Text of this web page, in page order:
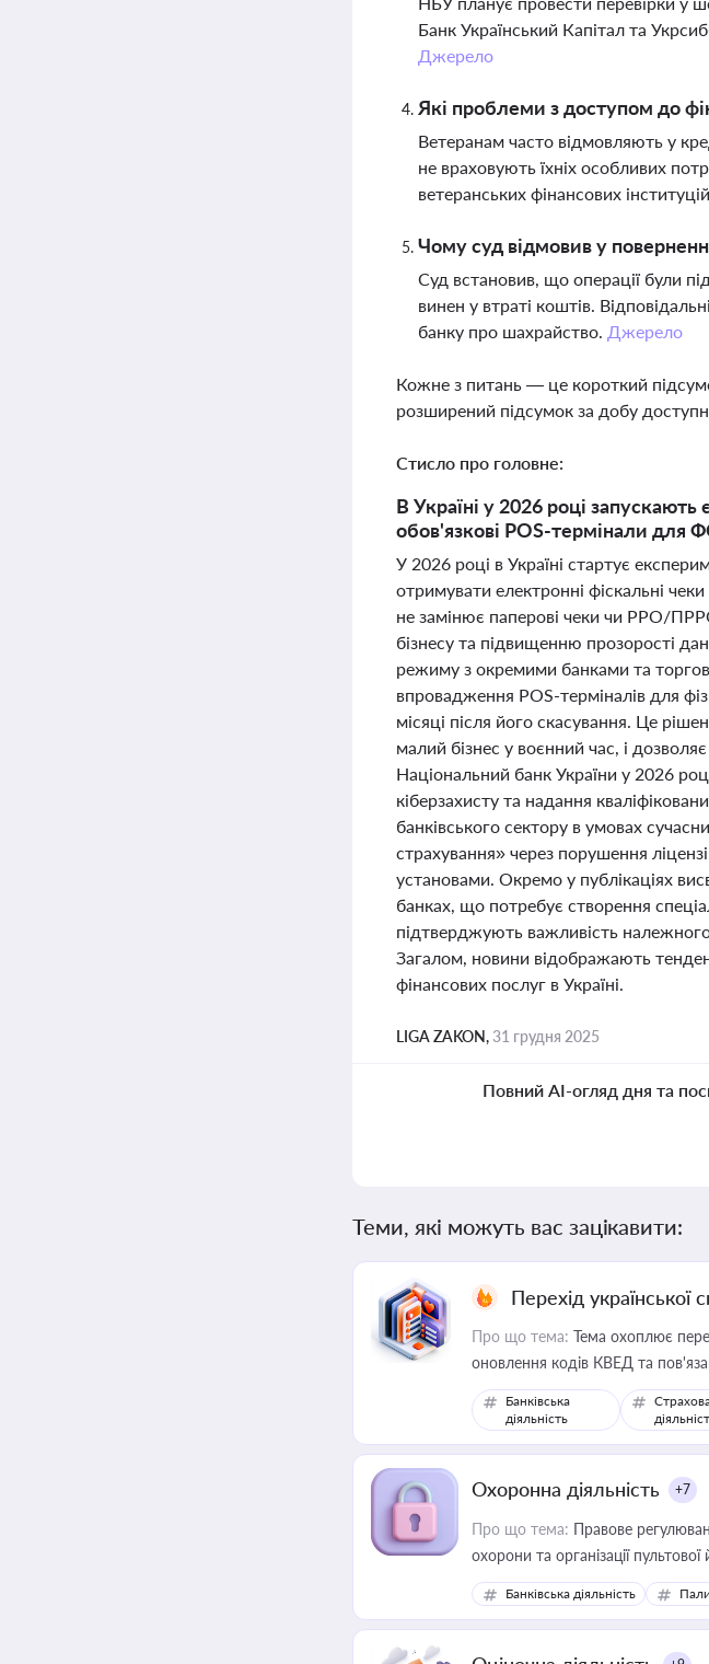
Банк Український Капітал та
Джерело
Які проблеми з доступом до
Ветеранам часто відмовляють у
не враховують їхніх особливих
ветеранських фінансових
Чому суд відмовив у
Суд встановив, що операції були
винен у втраті коштів.
банку про шахрайство. Джерело
Кожне з питань — це короткий
розширений підсумок за добу
Стисло про головне:
В Україні у 2026 році
обов'язкові POS-термінали для
У 2026 році в Україні стартує
отримувати електронні фіскальні
не замінює паперові чеки чи РРО/
бізнесу та підвищенню прозорості
режиму з окремими банками та
впровадження POS-терміналів для
місяці після його скасування. Це
малий бізнес у воєнний час, і
Національний банк України у 2026
кіберзахисту та надання
банківського сектору в умовах
страхування» через порушення
установами. Окремо у публікаціях
банках, що потребує створення
підтверджують важливість належного
Загалом, новини відображають
фінансових послуг в Україні.
LIGA ZAKON,31 грудня 2025
Повний AI-огляд дня та
Теми, які можуть вас зацікавити:
Перехід
Про що тема: Тема охоплює
оновлення кодів КВЕД та
Банківська
діяльність
Охоронна діяльність +7
Про що тема: Правове
охорони та організації
Банківська діяльність